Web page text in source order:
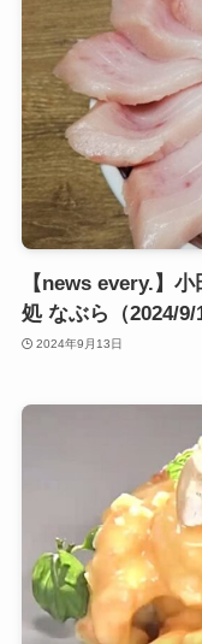
【news every.】
処 なぶら（2024/
2024年9月13日